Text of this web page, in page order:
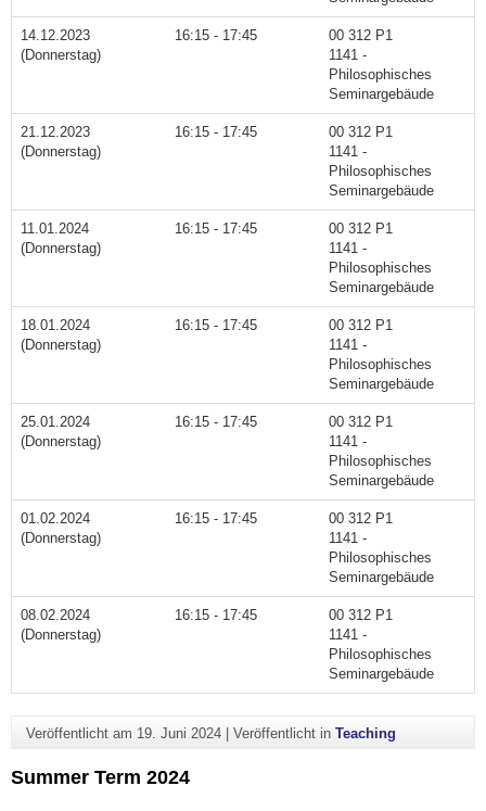
14.12.2023
(Donnerstag)
16:15 - 17:45
00 312 P1
1141 -
Philosophisches
Seminargebäude
21.12.2023
(Donnerstag)
16:15 - 17:45
00 312 P1
1141 -
Philosophisches
Seminargebäude
11.01.2024
(Donnerstag)
16:15 - 17:45
00 312 P1
1141 -
Philosophisches
Seminargebäude
18.01.2024
(Donnerstag)
16:15 - 17:45
00 312 P1
1141 -
Philosophisches
Seminargebäude
25.01.2024
(Donnerstag)
16:15 - 17:45
00 312 P1
1141 -
Philosophisches
Seminargebäude
01.02.2024
(Donnerstag)
16:15 - 17:45
00 312 P1
1141 -
Philosophisches
Seminargebäude
08.02.2024
(Donnerstag)
16:15 - 17:45
00 312 P1
1141 -
Philosophisches
Seminargebäude
Veröffentlicht am 19. Juni 2024| Veröffentlicht in Teaching
Summer Term 2024